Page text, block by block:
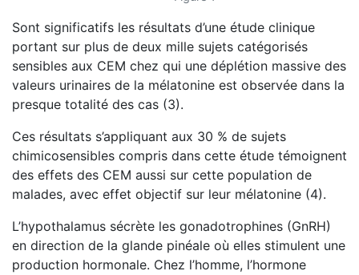
Sont significatifs les résultats d’une étude clinique
portant sur plus de deux mille sujets catégorisés
sensibles aux CEM chez qui une déplétion massive des
valeurs urinaires de la mélatonine est observée dans la
presque totalité des cas (3).
Ces résultats s’appliquant aux 30 % de sujets
chimicosensibles compris dans cette étude témoignent
des effets des CEM aussi sur cette population de
malades, avec effet objectif sur leur mélatonine (4).
L’hypothalamus sécrète les gonadotrophines (GnRH)
en direction de la glande pinéale où elles stimulent une
production hormonale. Chez l’homme, l’hormone